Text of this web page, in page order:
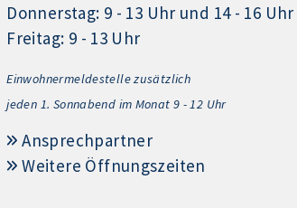
Donnerstag: 9 - 13 Uhr und 14 - 16 Uhr
Freitag: 9 - 13 Uhr
Einwohnermeldestelle zusätzlich
jeden 1. Sonnabend im Monat 9 - 12 Uhr
Ansprechpartner
Weitere Öffnungszeiten